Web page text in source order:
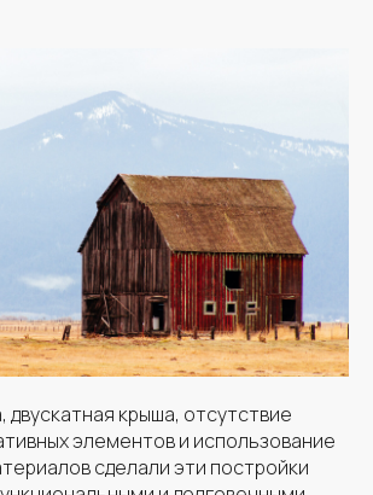
крыша, отсутствие
элементов и использование
сделали эти постройки